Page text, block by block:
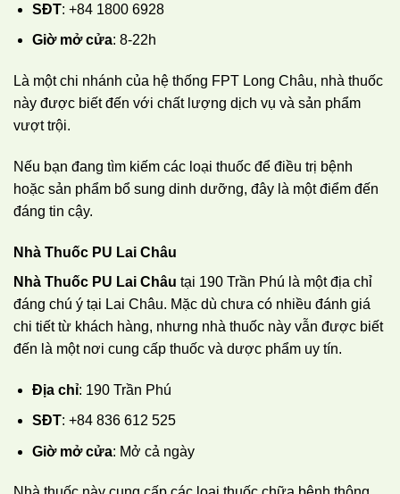
SĐT: +84 1800 6928
Giờ mở cửa: 8-22h
Là một chi nhánh của hệ thống FPT Long Châu, nhà thuốc
này được biết đến với chất lượng dịch vụ và sản phẩm
vượt trội.
Nếu bạn đang tìm kiếm các loại thuốc để điều trị bệnh
hoặc sản phẩm bổ sung dinh dưỡng, đây là một điểm đến
đáng tin cậy.
Nhà Thuốc PU Lai Châu
Nhà Thuốc PU Lai Châu tại 190 Trần Phú là một địa chỉ
đáng chú ý tại Lai Châu. Mặc dù chưa có nhiều đánh giá
chi tiết từ khách hàng, nhưng nhà thuốc này vẫn được biết
đến là một nơi cung cấp thuốc và dược phẩm uy tín.
Địa chỉ: 190 Trần Phú
SĐT: +84 836 612 525
Giờ mở cửa: Mở cả ngày